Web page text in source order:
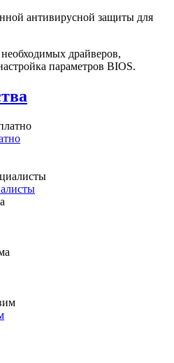
антивирусной защиты для
драйверов,
параметров BIOS.